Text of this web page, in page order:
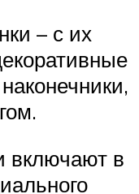
– с их
включают в